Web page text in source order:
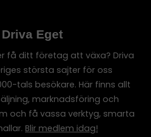
Eget
få ditt företag att växa? Driva
största sajter för oss
tals besökare. Här finns allt
marknadsföring och
och få vassa verktyg, smarta
Blir medlem idag!